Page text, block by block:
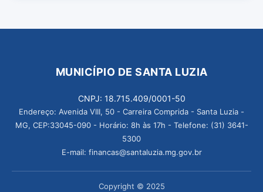
MUNICÍPIO DE SANTA LUZIA
CNPJ: 18.715.409/0001-50
Endereço: Avenida VIII, 50 - Carreira Comprida - Santa Luzia -
MG, CEP:33045-090 - Horário: 8h às 17h - Telefone: (31) 3641-
5300
E-mail: financas@santaluzia.mg.gov.br
Copyright © 2025